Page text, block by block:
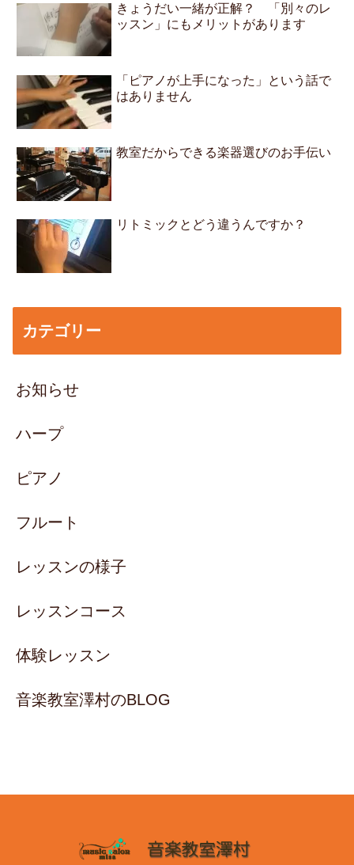
きょうだい一緒が正解？ 「別々のレ
ッスン」にもメリットがあります
「ピアノが上手になった」という話で
はありません
教室だからできる楽器選びのお手伝い
リトミックとどう違うんですか？
カテゴリー
お知らせ
ハープ
ピアノ
フルート
レッスンの様子
レッスンコース
体験レッスン
音楽教室澤村のBLOG